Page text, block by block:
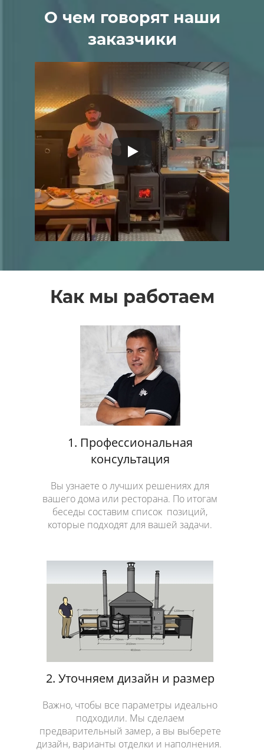
О чем говорят наши
заказчики
Как мы работаем
1. Профессиональная
консультация
Вы узнаете о лучших решениях для
вашего дома или ресторана. По итогам
беседы составим список позиций,
которые подходят для вашей задачи.
2. Уточняем дизайн и размер
Важно, чтобы все параметры идеально
подходили. Мы сделаем
предварительный замер, а вы выберете
дизайн, варианты отделки и наполнения.